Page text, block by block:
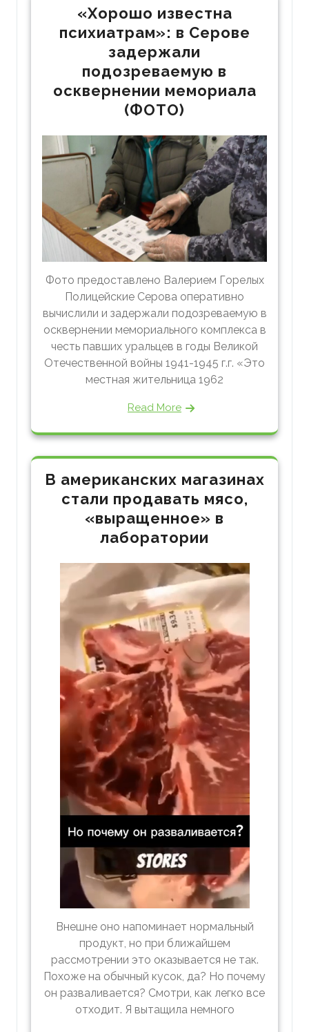
«Хорошо известна
психиатрам»: в Серове
задержали
подозреваемую в
осквернении мемориала
(ФОТО)
Фото предоставлено Валерием Горелых
Полицейские Серова оперативно
вычислили и задержали подозреваемую в
осквернении мемориального комплекса в
честь павших уральцев в годы Великой
Отечественной войны 1941-1945 г.г. «Это
местная жительница 1962
Read More
В американских магазинах
стали продавать мясо,
«выращенное» в
лаборатории
Внешне оно напоминает нормальный
продукт, но при ближайшем
рассмотрении это оказывается не так.
Похоже на обычный кусок, да? Но почему
он разваливается? Смотри, как легко все
отходит. Я вытащила немного